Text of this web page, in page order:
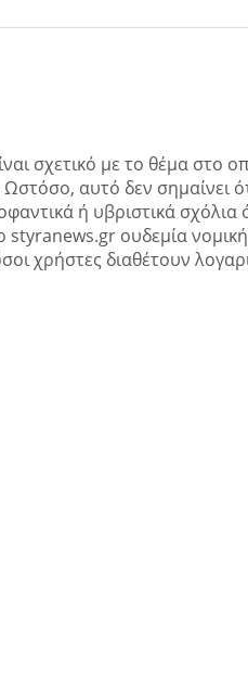
σχετικό με το θέμα στο
αυτό δεν σημαίνει
ή υβριστικά
ουδεμία
χρήστες διαθέτουν